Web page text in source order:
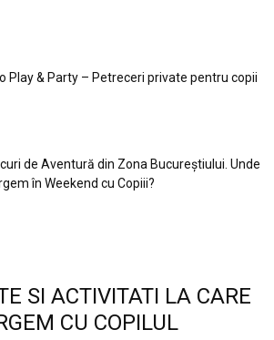
Play & Party – Petreceri private pentru copii
de Aventură din Zona Bucureştiului. Unde
în Weekend cu Copiii?
SI ACTIVITATI LA CARE
CU COPILUL